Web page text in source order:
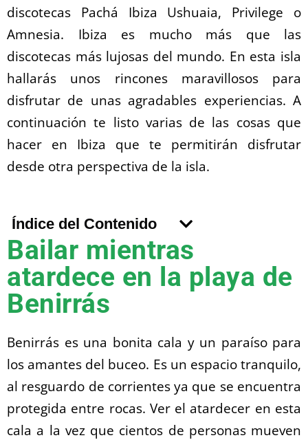
discotecas Pachá Ibiza Ushuaia, Privilege o
Amnesia. Ibiza es mucho más que las
discotecas más lujosas del mundo. En esta isla
hallarás unos rincones maravillosos para
disfrutar de unas agradables experiencias. A
continuación te listo varias de las cosas que
hacer en Ibiza que te permitirán disfrutar
desde otra perspectiva de la isla.
Índice del Contenido
Bailar mientras
atardece en la playa de
Benirrás
Benirrás es una bonita cala y un paraíso para
los amantes del buceo. Es un espacio tranquilo,
al resguardo de corrientes ya que se encuentra
protegida entre rocas. Ver el atardecer en esta
cala a la vez que cientos de personas mueven